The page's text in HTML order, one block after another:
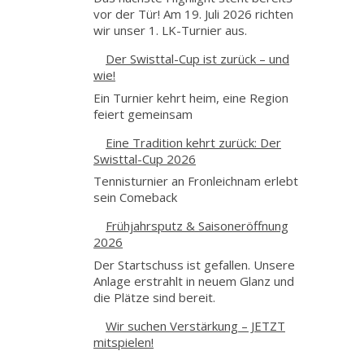
vor der Tür! Am 19. Juli 2026 richten
wir unser 1. LK-Turnier aus.
Der Swisttal-Cup ist zurück – und
wie!
Ein Turnier kehrt heim, eine Region
feiert gemeinsam
Eine Tradition kehrt zurück: Der
Swisttal-Cup 2026
Tennisturnier an Fronleichnam erlebt
sein Comeback
Frühjahrsputz & Saisoneröffnung
2026
Der Startschuss ist gefallen. Unsere
Anlage erstrahlt in neuem Glanz und
die Plätze sind bereit.
Wir suchen Verstärkung – JETZT
mitspielen!